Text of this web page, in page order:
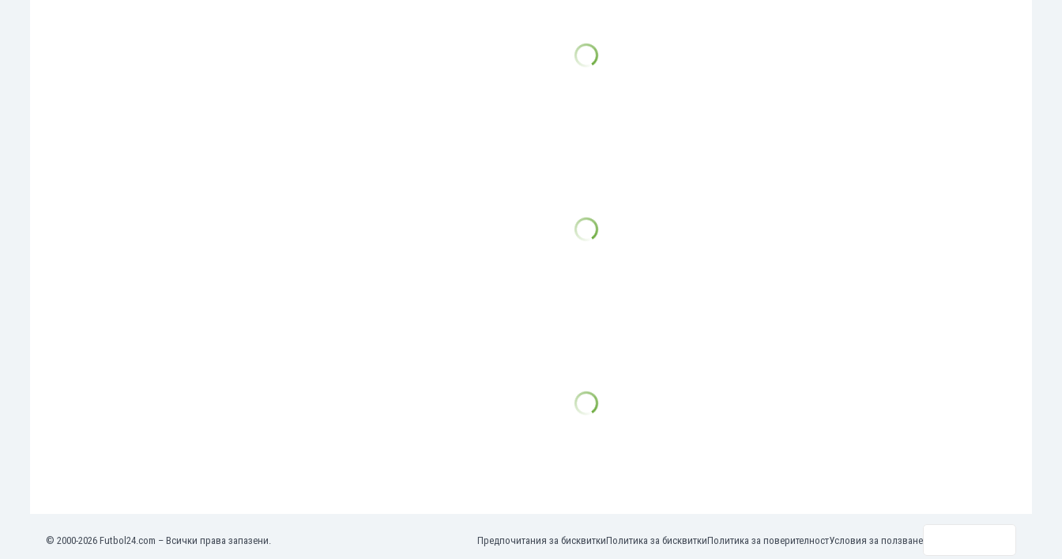
Сиера Леоне
© 2000-2026 Futbol24.com – Всички права запазени. Предпочитания за бисквиткиПолитика за бисквиткиПолитика за поверителностУсловия за ползване